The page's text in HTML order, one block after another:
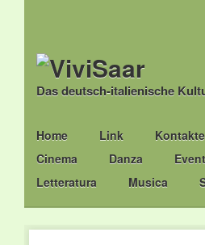
Das deutsch-italienische
Main menu
Skip
to
content
Home Link
Cinema
Danza
Letteratura
Musica